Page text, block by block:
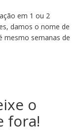
em 1 ou 2
damos o nome de
mesmo semanas de
o
fora!